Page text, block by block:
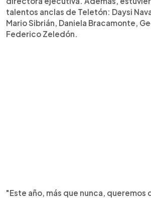
talentos anclas de Teletón: Daysi
Mario Sibrián, Daniela Bracamonte,
Federico Zeledón.
"Este año, más que nunca, queremos